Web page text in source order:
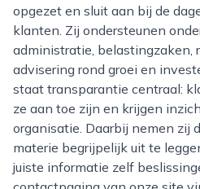
opgezet en sluit aan bij de
klanten. Zij ondersteunen
administratie, belastingzaken,
advisering rond groei en
staat transparantie centraal:
ze aan toe zijn en krijgen
organisatie. Daarbij nemen zij
materie begrijpelijk uit te
juiste informatie zelf